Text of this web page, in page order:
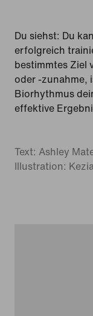
Du siehst: Du
erfolgreich
bestimmtes Ziel
oder -zunahme,
Biorhythmus
effektive
Text: Ashley
Illustration: